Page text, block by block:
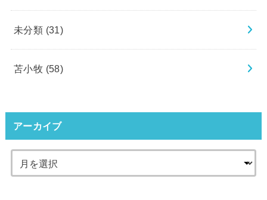
未分類 (31)
苫小牧 (58)
アーカイブ